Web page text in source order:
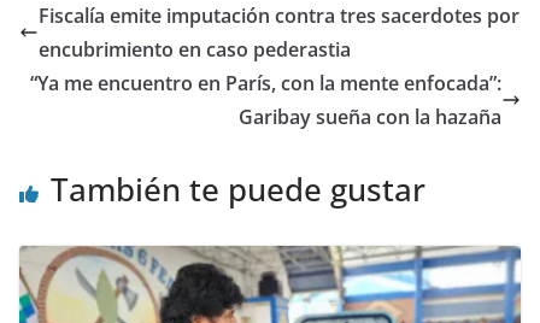
Fiscalía emite imputación contra tres sacerdotes por
encubrimiento en caso pederastia
“Ya me encuentro en París, con la mente enfocada”:
Garibay sueña con la hazaña
También te puede gustar